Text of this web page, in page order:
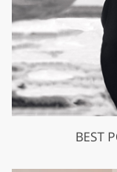
BEST